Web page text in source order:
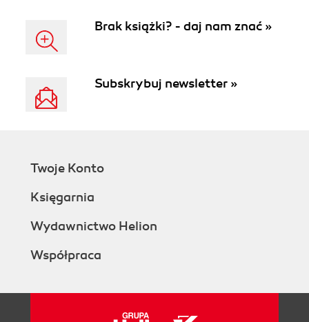
Brak książki? - daj nam znać »
Subskrybuj newsletter »
Twoje Konto
Księgarnia
Wydawnictwo Helion
Współpraca